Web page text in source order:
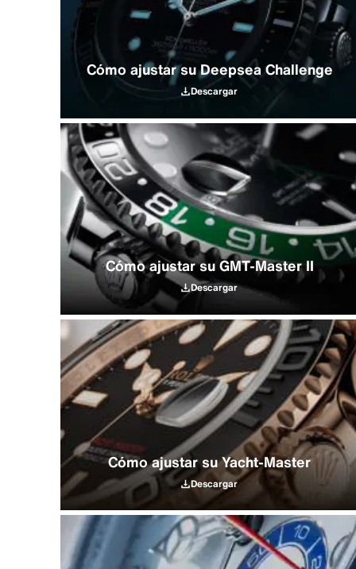
Cómo ajustar su Deepsea Challenge
Descargar
Cómo ajustar su GMT-Master II
Descargar
Cómo ajustar su Yacht‑Master
Descargar